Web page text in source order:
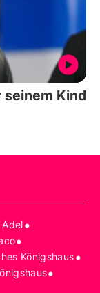
seinem Kind
•
•
Königshaus•
•